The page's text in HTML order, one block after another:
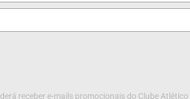
receber e-mails promocionais do Clube Atlético